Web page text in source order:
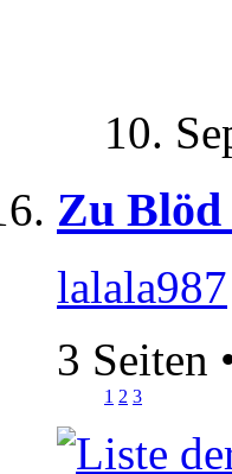
10.
Zu
lalala987
3 Seiten
1 2 3